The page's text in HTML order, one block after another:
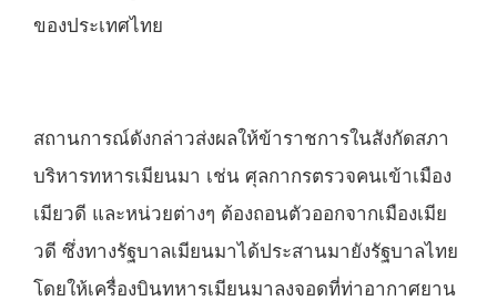
ของประเทศไทย
สถานการณ์ดังกล่าวส่งผลให้ข้าราชการในสังกัดสภา
บริหารทหารเมียนมา เช่น ศุลกากรตรวจคนเข้าเมือง
เมียวดี และหน่วยต่างๆ ต้องถอนตัวออกจากเมืองเมีย
วดี ซึ่งทางรัฐบาลเมียนมาได้ประสานมายังรัฐบาลไทย
โดยให้เครื่องบินทหารเมียนมาลงจอดที่ท่าอากาศยาน